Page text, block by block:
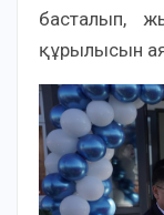
басталып,
құрылысын